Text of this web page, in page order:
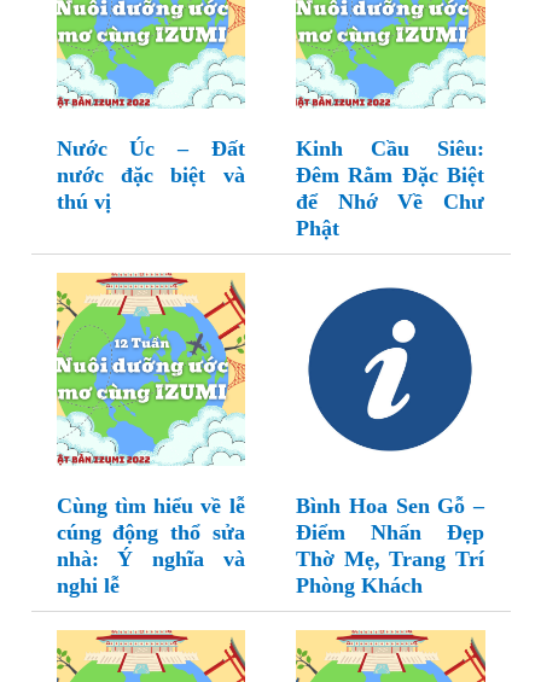
Nước Úc – Đất
nước đặc biệt và
thú vị
Kinh Cầu Siêu:
Đêm Rằm Đặc Biệt
để Nhớ Về Chư
Phật
Cùng tìm hiểu về lễ
cúng động thổ sửa
nhà: Ý nghĩa và
nghi lễ
Bình Hoa Sen Gỗ –
Điểm Nhấn Đẹp
Thờ Mẹ, Trang Trí
Phòng Khách